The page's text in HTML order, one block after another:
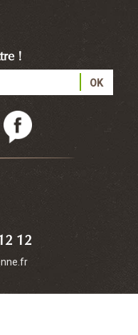
12
!